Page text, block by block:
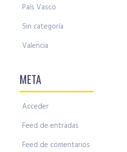
País Vasco
Sin categoría
Valencia
META
Acceder
Feed de entradas
Feed de comentarios